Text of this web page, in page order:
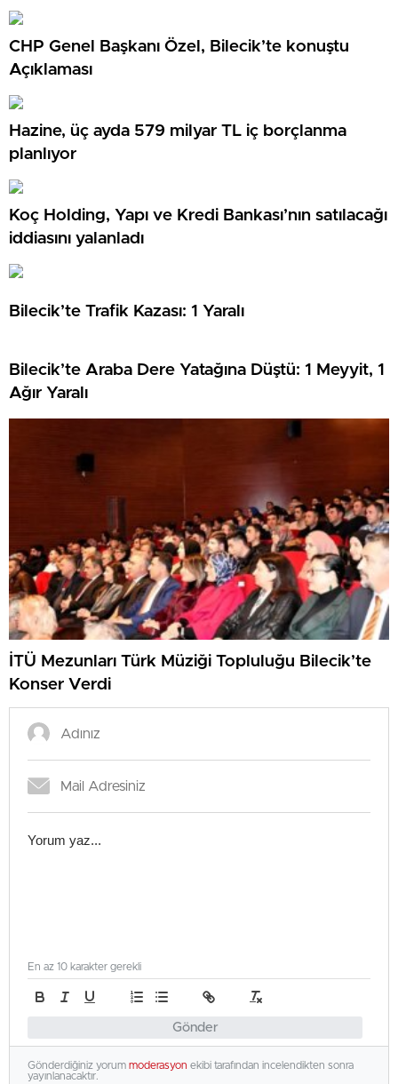
CHP Genel Başkanı Özel, Bilecik’te konuştu
Açıklaması
Hazine, üç ayda 579 milyar TL iç borçlanma
planlıyor
Koç Holding, Yapı ve Kredi Bankası’nın satılacağı
iddiasını yalanladı
Bilecik’te Trafik Kazası: 1 Yaralı
Bilecik’te Araba Dere Yatağına Düştü: 1 Meyyit, 1
Ağır Yaralı
İTÜ Mezunları Türk Müziği Topluluğu Bilecik’te
Konser Verdi
Gönder
En az 10 karakter gerekli
Gönderdiğiniz yorum moderasyon ekibi tarafından incelendikten sonra
yayınlanacaktır.